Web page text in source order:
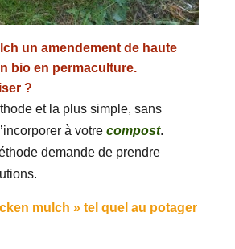
un amendement de haute
bio en permaculture.
?
et la plus simple, sans
à votre compost.
demande de prendre
mulch » tel quel au potager